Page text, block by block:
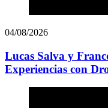
04/08/2026
Lucas Salva y
Experiencias con